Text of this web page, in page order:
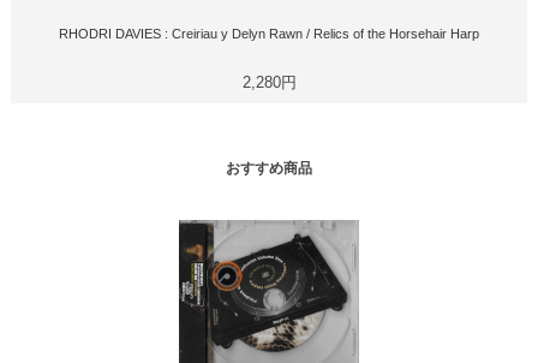
RHODRI DAVIES : Creiriau y Delyn Rawn / Relics of the Horsehair Harp
2,280円
おすすめ商品